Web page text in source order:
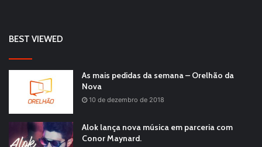
BEST VIEWED
As mais pedidas da semana – Orelhão da
Nova
10 de dezembro de 2018
Alok lança nova música em parceria com
Conor Maynard.